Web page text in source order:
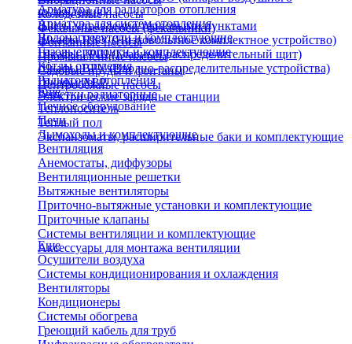
Колодезные насосы
Фекальные насосы (фекальники)
Фонтанные насосы
Промышленные насосы
Садовые пруды и фонтаны
Центробежные насосы
охлаждения)
Щиты управления тепловыми пунктами
Шкафы НКУ (Низковольтное комплектное устройство)
Шкафы ГРЩ (Главный распределительный щит)
Шкафы ВРУ (Вводно-распределительные устройства)
Шкафы АВР
Электрические зарядные станции
Арматура для радиаторов отопления
Арматура для систем отопления
Водонагреватели и комплектующие
Газовые колонки и комплектующие
Котлы отопления
Радиаторы отопления
Решетки радиаторные
Теплоноситель
Теплый пол
Экспанзоматы, расширительные баки и комплектующие
Еще
Печное оборудование
Печи
Дымоходы и комплектующие
Вентиляция
Анемостаты, диффузоры
Вентиляционные решетки
Вытяжные вентиляторы
Приточно-вытяжные установки и комплектующие
Приточные клапаны
Системы вентиляции и комплектующие
Аксессуары для монтажа вентиляции
Еще
Осушители воздуха
Системы кондиционирования и охлаждения
Вентиляторы
Кондиционеры
Системы обогрева
Греющий кабель для труб